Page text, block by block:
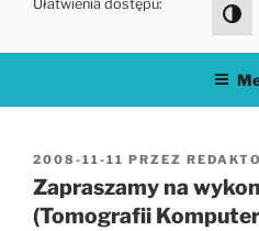
Ułatwienia dostępu:
OPUBLIKOWANE
W
2008-11-11 PRZEZ
Zapraszamy na
(Tomografii